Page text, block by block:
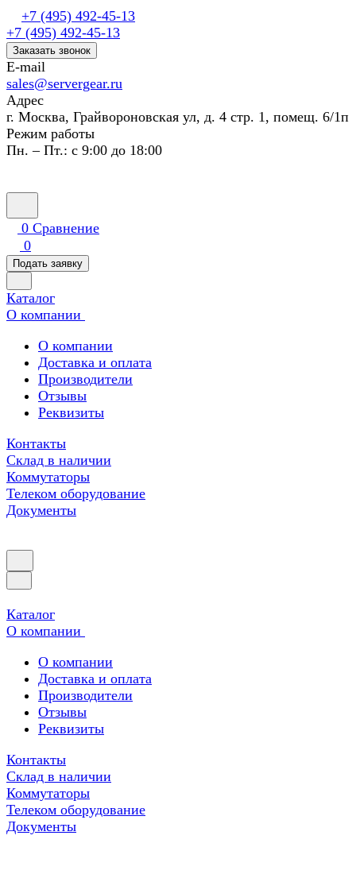
+7 (495) 492-45-13
+7 (495) 492-45-13
Заказать звонок
E-mail
sales@servergear.ru
Адрес
г. Москва, Грайвороновская ул, д. 4 стр. 1, помещ. 6/1п
Режим работы
Пн. – Пт.: с 9:00 до 18:00
0 Сравнение
0
Подать заявку
Каталог
О компании
О компании
Доставка и оплата
Производители
Отзывы
Реквизиты
Контакты
Склад в наличии
Коммутаторы
Телеком оборудование
Документы
Каталог
О компании
О компании
Доставка и оплата
Производители
Отзывы
Реквизиты
Контакты
Склад в наличии
Коммутаторы
Телеком оборудование
Документы